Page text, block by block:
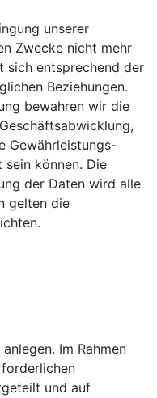
unserer
Zwecke nicht mehr
sich entsprechend der
Beziehungen.
bewahren wir die
Gewährleistungs-
können. Die
der Daten wird alle
gelten die
Im Rahmen
und auf